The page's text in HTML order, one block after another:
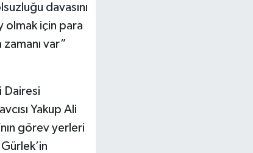
davasını
olmak için para
var”
Dairesi
Yakup Ali
görev yerleri